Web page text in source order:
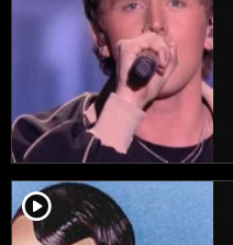
player2